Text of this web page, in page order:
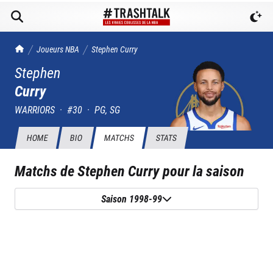
TrashTalk Actu NBA
Joueurs NBA Stephen Curry
Stephen
Curry
WARRIORS · #30 · PG, SG
HOME BIO MATCHS STATS
Matchs deStephen Currypour la saison
Saison 1998-99